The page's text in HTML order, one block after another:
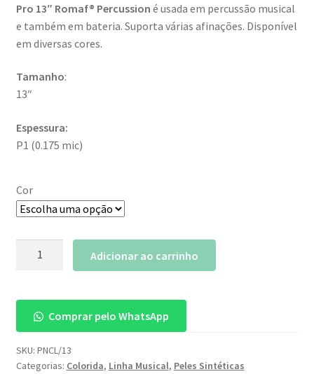
Pro 13″ Romaf® Percussion é usada em percussão musical
e também em bateria. Suporta várias afinações. Disponível
em diversas cores.
Tamanho:
13″
Espessura:
P1 (0.175 mic)
Cor
Pro
quantidade
Adicionar ao carrinho
Comprar pelo WhatsApp
SKU: PNCL/13
Categorias: Colorida, Linha Musical, Peles Sintéticas